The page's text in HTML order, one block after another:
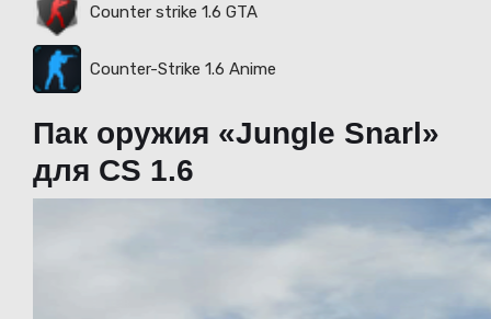
Counter strike 1.6 GTA
Counter-Strike 1.6 Anime
Пак оружия «Jungle Snarl»
для CS 1.6